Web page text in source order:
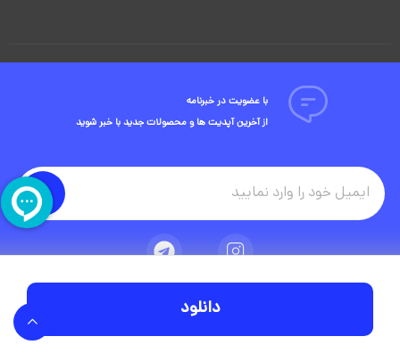
دانلود
با عضویت در خبرنامه
از آخرین آپدیت ها و محصولات جدید با خبر شوید
تمامی حقوق مادی و معنوی این وبسایت متعلق به شرکت ویوید ویژوال است.